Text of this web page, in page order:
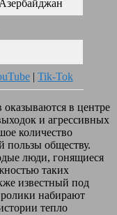
| Tik-Tok
оказываются в центре
и агрессивных
количество
пользы обществу.
люди, гонящиеся
таких
известный под
набирают
тепло